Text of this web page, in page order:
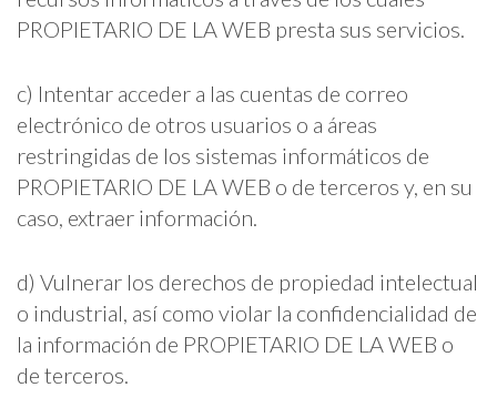
PROPIETARIO DE LA WEB presta sus servicios.
c) Intentar acceder a las cuentas de correo
electrónico de otros usuarios o a áreas
restringidas de los sistemas informáticos de
PROPIETARIO DE LA WEB o de terceros y, en su
caso, extraer información.
d) Vulnerar los derechos de propiedad intelectual
o industrial, así como violar la confidencialidad de
la información de PROPIETARIO DE LA WEB o
de terceros.